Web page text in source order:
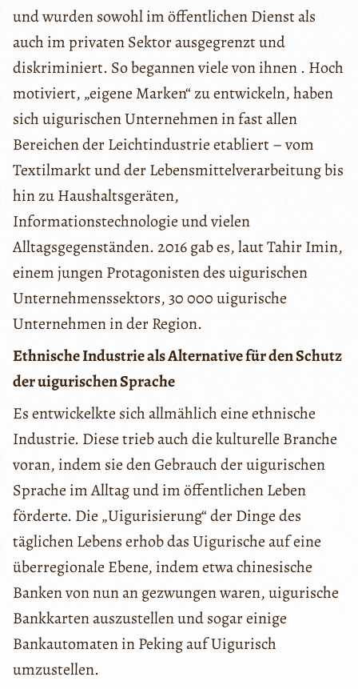
und wurden sowohl im öffentlichen Dienst als
auch im privaten Sektor ausgegrenzt und
diskriminiert. So begannen viele von ihnen . Hoch
motiviert, „eigene Marken“ zu entwickeln, haben
sich uigurischen Unternehmen in fast allen
Bereichen der Leichtindustrie etabliert – vom
Textilmarkt und der Lebensmittelverarbeitung bis
hin zu Haushaltsgeräten,
Informationstechnologie und vielen
Alltagsgegenständen. 2016 gab es, laut Tahir Imin,
einem jungen Protagonisten des uigurischen
Unternehmenssektors, 30 000 uigurische
Unternehmen in der Region.
Ethnische Industrie als Alternative für den Schutz
der uigurischen Sprache
Es entwickelkte sich allmählich eine ethnische
Industrie. Diese trieb auch die kulturelle Branche
voran, indem sie den Gebrauch der uigurischen
Sprache im Alltag und im öffentlichen Leben
förderte. Die „Uigurisierung“ der Dinge des
täglichen Lebens erhob das Uigurische auf eine
überregionale Ebene, indem etwa chinesische
Banken von nun an gezwungen waren, uigurische
Bankkarten auszustellen und sogar einige
Bankautomaten in Peking auf Uigurisch
umzustellen.